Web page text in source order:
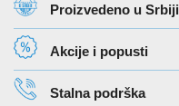
biti
izabrane
na
stranici
proizvoda.
Proizvedeno u Srbiji
Akcije i popusti
Stalna podrška